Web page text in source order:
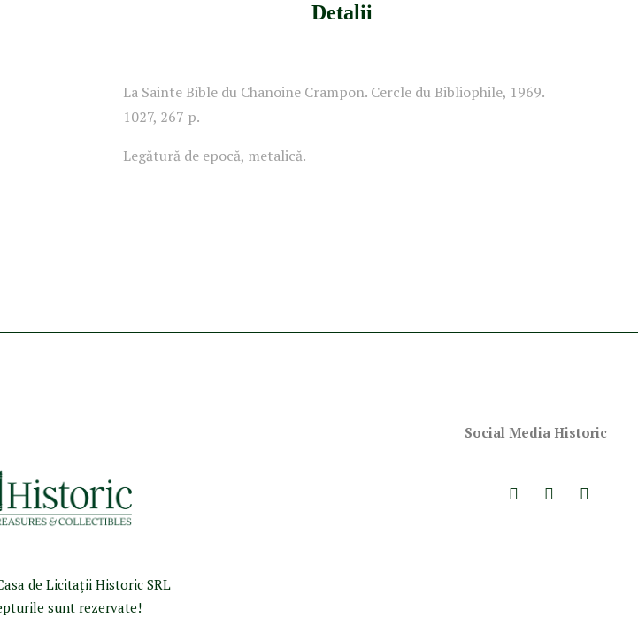
Detalii
La Sainte Bible du Chanoine Crampon. Cercle du Bibliophile, 1969.
1027, 267 p.
Legătură de epocă, metalică.
de Licitaţii Historic SRL
sunt rezervate!
Social Media Historic